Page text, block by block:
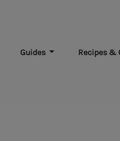
Guides Recipes &